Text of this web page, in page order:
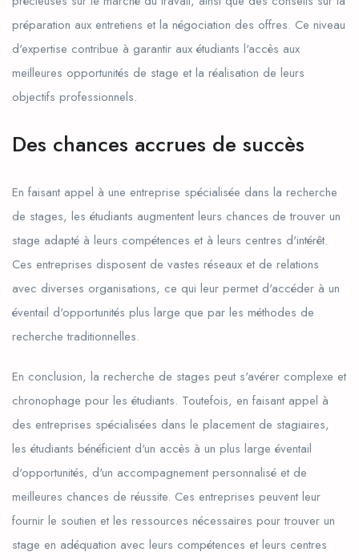
préparation aux entretiens et la négociation des offres. Ce niveau
d'expertise contribue à garantir aux étudiants l'accès aux
meilleures opportunités de stage et la réalisation de leurs
objectifs professionnels.
Des chances accrues de succès
En faisant appel à une entreprise spécialisée dans la recherche
de stages, les étudiants augmentent leurs chances de trouver un
stage adapté à leurs compétences et à leurs centres d'intérêt.
Ces entreprises disposent de vastes réseaux et de relations
avec diverses organisations, ce qui leur permet d'accéder à un
éventail d'opportunités plus large que par les méthodes de
recherche traditionnelles.
En conclusion, la recherche de stages peut s'avérer complexe et
chronophage pour les étudiants. Toutefois, en faisant appel à
des entreprises spécialisées dans le placement de stagiaires,
les étudiants bénéficient d'un accès à un plus large éventail
d'opportunités, d'un accompagnement personnalisé et de
meilleures chances de réussite. Ces entreprises peuvent leur
fournir le soutien et les ressources nécessaires pour trouver un
stage en adéquation avec leurs compétences et leurs centres